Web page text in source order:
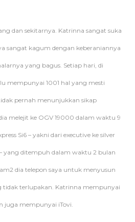
dan sekitarnya. Katrinna sangat suka
sangat kagum dengan keberaniannya
yang bagus. Setiap hari, di
mempunyai 1001 hal yang mesti
pernah menunjukkan sikap
melejit ke OGV 19000 dalam waktu 9
Si6 – yakni dari executive ke silver
yang ditempuh dalam waktu 2 bulan
dia telepon saya untuk menyusun
tidak terlupakan. Katrinna mempunyai
juga mempunyai iTovi.